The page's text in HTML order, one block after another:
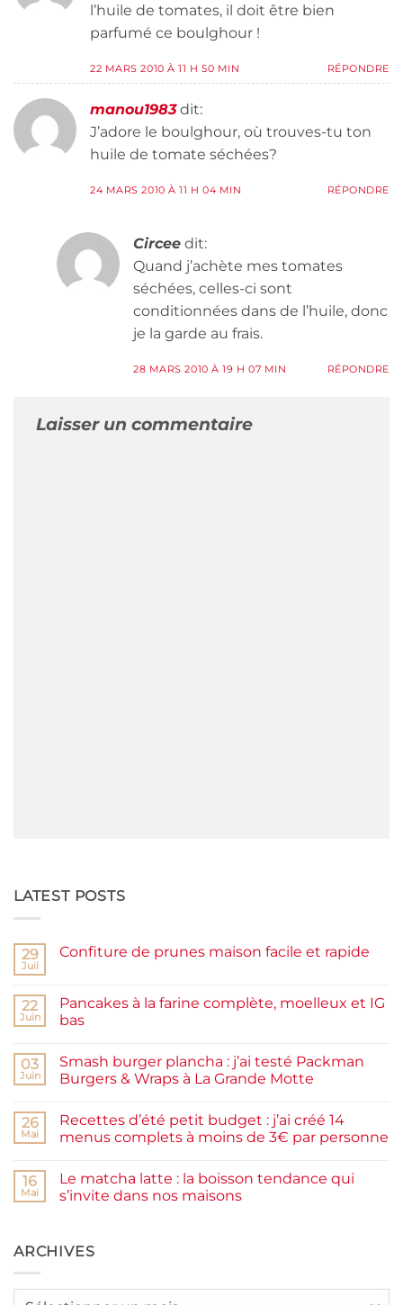
l’huile de tomates, il doit être bien
parfumé ce boulghour !
22 MARS 2010 À 11 H 50 MIN RÉPONDRE
manou1983 dit:
J’adore le boulghour, où trouves-tu ton
huile de tomate séchées?
24 MARS 2010 À 11 H 04 MIN RÉPONDRE
Circee dit:
Quand j’achète mes tomates
séchées, celles-ci sont
conditionnées dans de l’huile, donc
je la garde au frais.
28 MARS 2010 À 19 H 07 MIN RÉPONDRE
Laisser un commentaire
LATEST POSTS
29
Juil
Confiture de prunes maison facile et rapide
Confiture
de
prunes
et
rapide
22
Juin
Pancakes à la farine complète, moelleux et IG
bas
sur
Pancakes
à
complète,
moelleux
et
03
Juin
Smash burger plancha : j’ai testé Packman
Burgers & Wraps à La Grande Motte
sur
Smash
burger
testé
Packman
Burgers &
Grande
Motte
26
Mai
Recettes d’été petit budget : j’ai créé 14
menus complets à moins de 3€ par personne
sur
Recettes
d’été
j’ai
créé
16
Mai
Le matcha latte : la boisson tendance qui
s’invite dans nos maisons
Le
matcha
ARCHIVES
Archives